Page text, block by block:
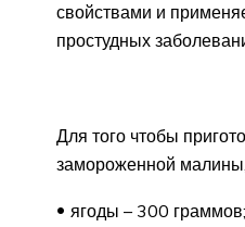
свойствами и
простудных
Для того чтобы
замороженной
ягоды – 300 граммов;